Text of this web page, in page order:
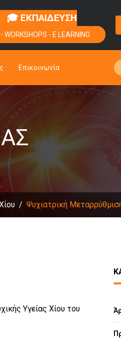
🎓 ΕΚΠΑΙΔΕΥΣΗ
- E LEARNING
Επικοινωνία
Ψυχιατρική
Υγείας Χίου του